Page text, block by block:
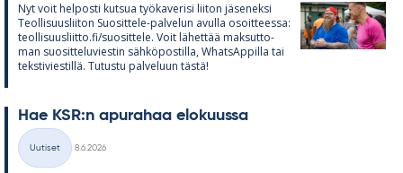
Nyt voit hel­posti kut­sua työ­ka­ve­risi lii­ton jä­se­neksi
Teol­li­suus­lii­ton Suo­sit­tele-pal­ve­lun avulla osoit­teessa:
teol­li­suus­liitto.fi/suo­sit­tele. Voit lä­het­tää mak­sut­to­
man suo­sit­te­lu­vies­tin säh­kö­pos­tilla, What­sAp­pilla tai
teks­ti­vies­tillä. Tu­tustu pal­ve­luun tästä!
Hae KSR:n apu­ra­haa elo­kuussa
Kategoriat
Uutiset
8.6.2026